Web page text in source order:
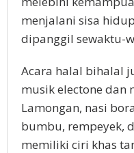
menjalani sisa
dipanggil sewaktu-
Acara halal bihalal
musik electone dan
Lamongan, nasi
bumbu, rempeyek,
memiliki ciri khas